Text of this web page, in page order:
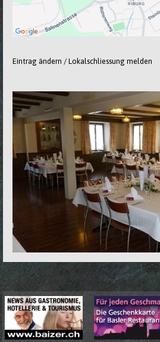
Eintrag ändern / Lokalschliessung melden